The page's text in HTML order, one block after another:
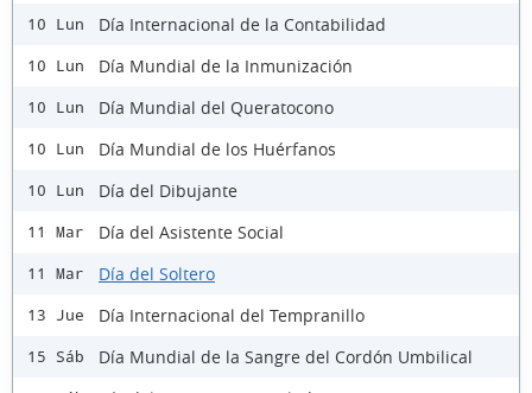
10 Lun Día Internacional de la Contabilidad
10 Lun Día Mundial de la Inmunización
10 Lun Día Mundial del Queratocono
10 Lun Día Mundial de los Huérfanos
10 Lun Día del Dibujante
11 Mar Día del Asistente Social
11 Mar Día del Soltero
13 Jue Día Internacional del Tempranillo
15 Sáb Día Mundial de la Sangre del Cordón Umbilical